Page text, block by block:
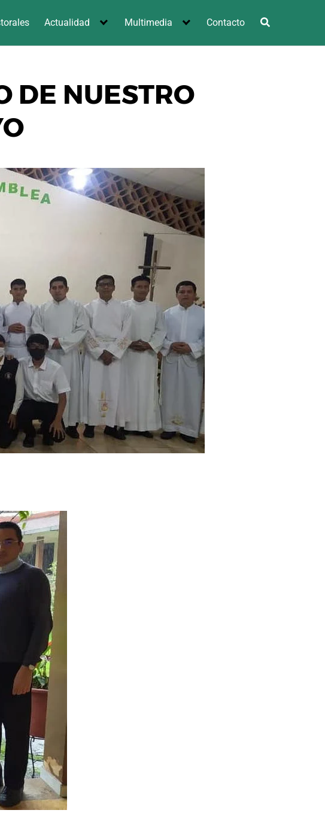
Actualidad Multimedia Contacto
DE NUESTRO